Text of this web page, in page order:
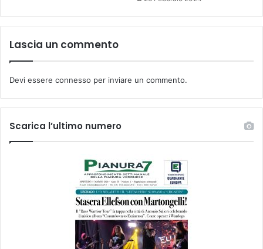
Lascia un commento
Devi essere connesso per inviare un commento.
Scarica l’ultimo numero